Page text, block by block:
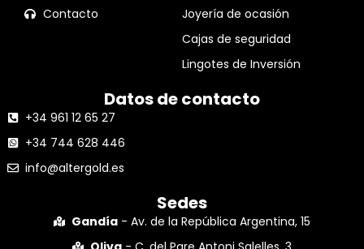
Contacto
Joyería de ocasión
Cajas de seguridad
Lingotes de Inversión
Datos de contacto
+34 961 12 65 27
+34 744 628 446
info@altergold.es
Sedes
Gandía - Av. de la República Argentina, 15